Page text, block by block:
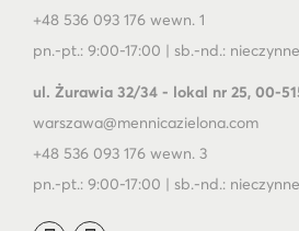
+48 536 093 176 wewn. 1
pn.-pt.: 9:00-17:00 | sb.-nd.: nieczynne
ul. Żurawia 32/34 - lokal nr 25, 00-
warszawa@mennicazielona.com
+48 536 093 176 wewn. 3
pn.-pt.: 9:00-17:00 | sb.-nd.: nieczynne